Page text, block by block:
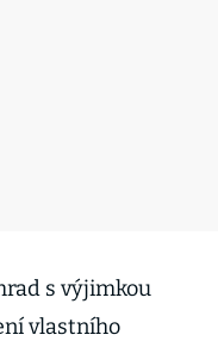
s výjimkou
vlastního